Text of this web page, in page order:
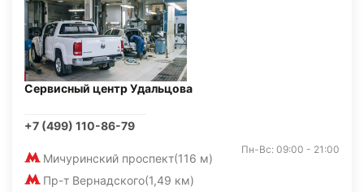
Сервисный центр Удальцова
+7 (499) 110-86-79
Мичуринский проспект(116 м)
Пр-т Вернадского(1,49 км)
Пн-Вс: 09:00 - 21:00